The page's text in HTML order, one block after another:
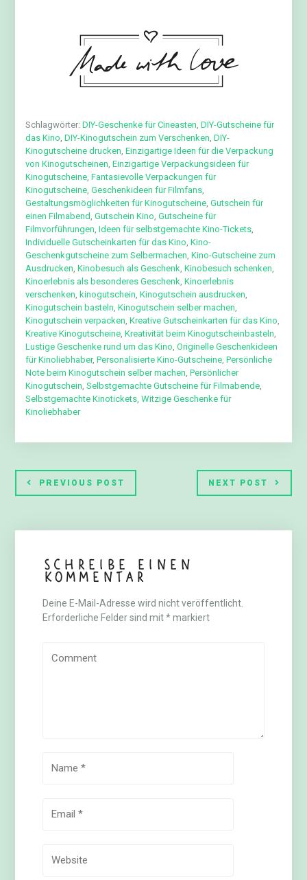
Schlagwörter:DIY-Geschenke für Cineasten ,DIY-Gutscheine für
das Kino ,DIY-Kinogutschein zum Verschenken ,DIY-
Kinogutscheine drucken ,Einzigartige Ideen für die Verpackung
von Kinogutscheinen ,Einzigartige Verpackungsideen für
Kinogutscheine ,Fantasievolle Verpackungen für
Kinogutscheine ,Geschenkideen für Filmfans
Gestaltungsmöglichkeiten für Kinogutscheine ,Gutschein für
einen Filmabend ,Gutschein Kino ,Gutscheine für
Filmvorführungen ,Ideen für selbstgemachte Kino-Tickets
Individuelle Gutscheinkarten für das Kino ,Kino-
Geschenkgutscheine zum Selbermachen ,Kino-Gutscheine zum
Ausdrucken ,Kinobesuch als Geschenk ,Kinobesuch schenken
Kinoerlebnis als besonderes Geschenk ,Kinoerlebnis
verschenken ,kinogutschein ,Kinogutschein ausdrucken
Kinogutschein basteln ,Kinogutschein selber machen
Kinogutschein verpacken ,Kreative Gutscheinkarten für das Kino
Kreative Kinogutscheine ,Kreativität beim Kinogutscheinbasteln
Lustige Geschenke rund um das Kino ,Originelle Geschenkideen
für Kinoliebhaber,Personalisierte Kino-Gutscheine ,Persönliche
Note beim Kinogutschein selber machen ,Persönlicher
Kinogutschein ,Selbstgemachte Gutscheine für Filmabende
Selbstgemachte Kinotickets ,Witzige Geschenke für
Kinoliebhaber
PREVIOUS POST NEXT POST
Schreibe einen
Kommentar
Deine E-Mail-Adresse wird nicht veröffentlicht.
Erforderliche Felder sind mit*markiert